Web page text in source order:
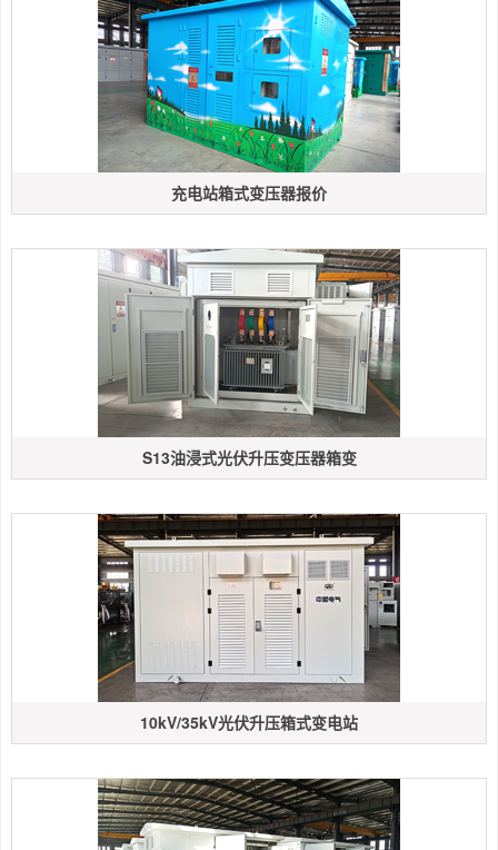
充电站箱式变压器报价
S13油浸式光伏升压变压器箱变
10kV/35kV光伏升压箱式变电站